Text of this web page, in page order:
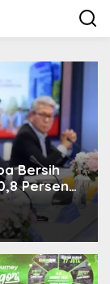
Bersih
Persen